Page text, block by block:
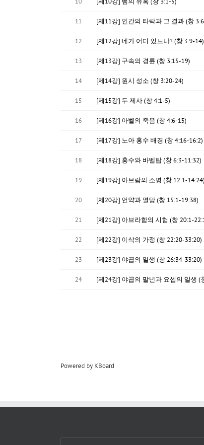
11 [제11강] 인간의 타락과 그 결과 (창
12 [제12강] 네가 어디 있느냐? (창 3:9-14)
13 [제13강] 구속의 경륜 (창 3:15-19)
14 [제14강] 원시 성소 (창 3:20-24)
15 [제15강] 두 제사 (창 4:1-5)
16 [제16강] 아벨의 죽음 (창 4:6-15)
17 [제17강] 노아 홍수 배경 (창 4:16-16:2)
18 [제18강] 홍수와 바벨탑 (창 6:3-11:32)
19 [제19강] 아브람의 소명 (창 12:1-14:24)
20 [제20강] 언약과 멸망 (창 15:1-19:38)
21 [제21강] 아브라함의 시험 (창 20:1-
22 [제22강] 이삭의 가정 (창 22:20-33:20)
23 [제23강] 야곱의 일생 (창 26:34-33:20)
24 [제24강] 야곱의 말년과 요셉의 일생 (
Powered by KBoard